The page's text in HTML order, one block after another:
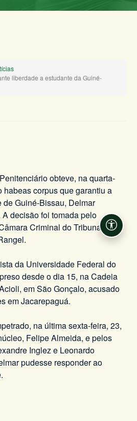
liberdade a estudante da Guiné-
obteve, na quarta-
habeas corpus que garantiu a
Guiné-Bissau, Delmar
decisão foi tomada pelo
Criminal do Tribunal de
da Universidade Federal do
desde o dia 15, na Cadeia
em São Gonçalo, acusado
em Jacarepaguá.
na última sexta-feira, 23,
Felipe Almeida, e pelos
Inglez e Leonardo
pudesse responder ao